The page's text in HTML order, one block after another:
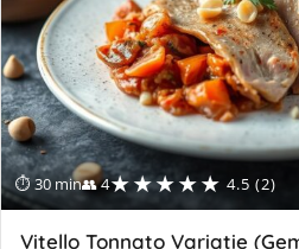
⏱ 30 min👥 4★★★★★ 4.5 (2)
Vitello Tonnato Variatie